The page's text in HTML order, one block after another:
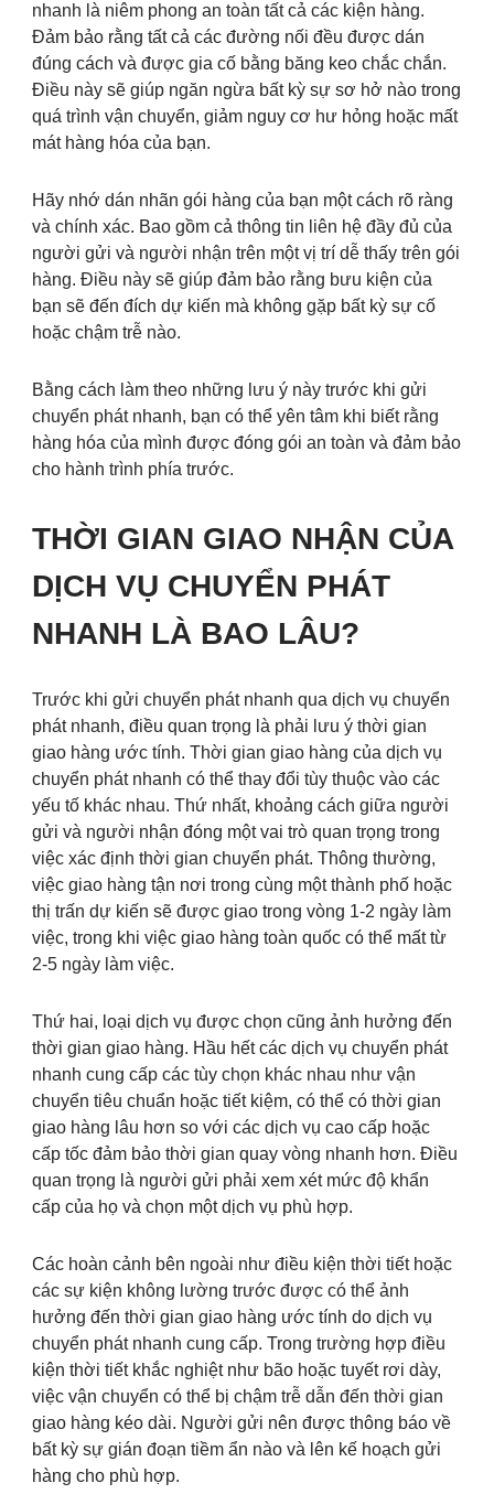
nhanh là niêm phong an toàn tất cả các kiện hàng.
Đảm bảo rằng tất cả các đường nối đều được dán
đúng cách và được gia cố bằng băng keo chắc chắn.
Điều này sẽ giúp ngăn ngừa bất kỳ sự sơ hở nào trong
quá trình vận chuyển, giảm nguy cơ hư hỏng hoặc mất
mát hàng hóa của bạn.
Hãy nhớ dán nhãn gói hàng của bạn một cách rõ ràng
và chính xác. Bao gồm cả thông tin liên hệ đầy đủ của
người gửi và người nhận trên một vị trí dễ thấy trên gói
hàng. Điều này sẽ giúp đảm bảo rằng bưu kiện của
bạn sẽ đến đích dự kiến mà không gặp bất kỳ sự cố
hoặc chậm trễ nào.
Bằng cách làm theo những lưu ý này trước khi gửi
chuyển phát nhanh, bạn có thể yên tâm khi biết rằng
hàng hóa của mình được đóng gói an toàn và đảm bảo
cho hành trình phía trước.
THỜI GIAN GIAO NHẬN CỦA
DỊCH VỤ CHUYỂN PHÁT
NHANH LÀ BAO LÂU?
Trước khi gửi chuyển phát nhanh qua dịch vụ chuyển
phát nhanh, điều quan trọng là phải lưu ý thời gian
giao hàng ước tính. Thời gian giao hàng của dịch vụ
chuyển phát nhanh có thể thay đổi tùy thuộc vào các
yếu tố khác nhau. Thứ nhất, khoảng cách giữa người
gửi và người nhận đóng một vai trò quan trọng trong
việc xác định thời gian chuyển phát. Thông thường,
việc giao hàng tận nơi trong cùng một thành phố hoặc
thị trấn dự kiến sẽ được giao trong vòng 1-2 ngày làm
việc, trong khi việc giao hàng toàn quốc có thể mất từ
2-5 ngày làm việc.
Thứ hai, loại dịch vụ được chọn cũng ảnh hưởng đến
thời gian giao hàng. Hầu hết các dịch vụ chuyển phát
nhanh cung cấp các tùy chọn khác nhau như vận
chuyển tiêu chuẩn hoặc tiết kiệm, có thể có thời gian
giao hàng lâu hơn so với các dịch vụ cao cấp hoặc
cấp tốc đảm bảo thời gian quay vòng nhanh hơn. Điều
quan trọng là người gửi phải xem xét mức độ khẩn
cấp của họ và chọn một dịch vụ phù hợp.
Các hoàn cảnh bên ngoài như điều kiện thời tiết hoặc
các sự kiện không lường trước được có thể ảnh
hưởng đến thời gian giao hàng ước tính do dịch vụ
chuyển phát nhanh cung cấp. Trong trường hợp điều
kiện thời tiết khắc nghiệt như bão hoặc tuyết rơi dày,
việc vận chuyển có thể bị chậm trễ dẫn đến thời gian
giao hàng kéo dài. Người gửi nên được thông báo về
bất kỳ sự gián đoạn tiềm ẩn nào và lên kế hoạch gửi
hàng cho phù hợp.